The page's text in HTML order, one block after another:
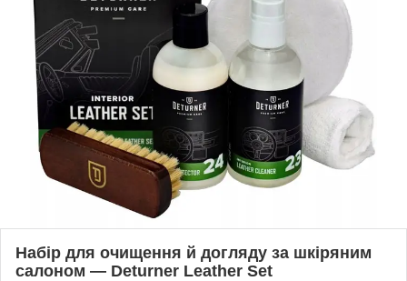
Набір для очищення й догляду за шкіряним
салоном — Deturner Leather Set